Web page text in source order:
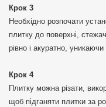
Крок 3
Необхідно розпочати
плитку до поверхні,
рівно і акуратно,
Крок 4
Плитку можна різати,
щоб підганяти плитки за